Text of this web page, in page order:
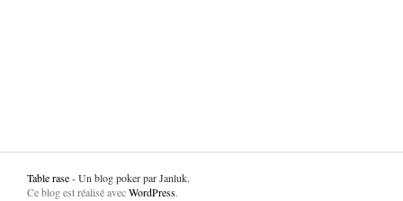
Table rase- Un blog poker par Janluk.
Ce blog est réalisé avecWordPress.